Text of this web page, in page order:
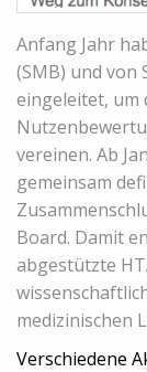
Anfang Jahr
(SMB) und von
eingeleitet, um
vereinen. Ab
gemeinsam
Board. Damit
abgestützte
medizinischen
Verschiedene